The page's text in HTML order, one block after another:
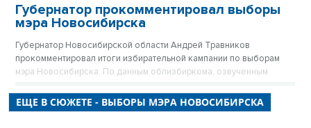
Губернатор прокомментировал выборы
мэра Новосибирска
Губернатор Новосибирской области Андрей Травников
прокомментировал итоги избирательной кампании по выборам
мэра Новосибирска. По данным облизбиркома, озвученным
правительстве, Анатолий Локоть на выборах мэра Новосибирска
получил 50,25% избирателей при явке 20,68%.
ЕЩЕ В СЮЖЕТЕ - ВЫБОРЫ МЭРА НОВОСИБИРСКА